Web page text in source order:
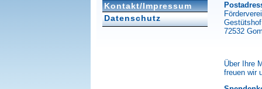
Kontakt/Impressum
Datenschutz
72532
Über Ihre
freuen wir